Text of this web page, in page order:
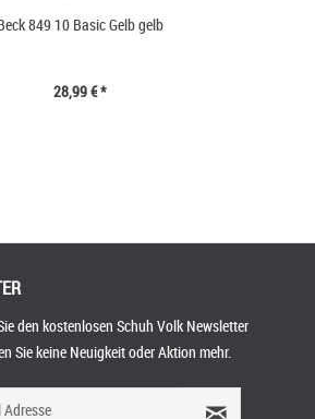
849 10 Basic Gelb gelb
28,99 € *
den kostenlosen Schuh Volk Newsletter
Sie keine Neuigkeit oder Aktion mehr.